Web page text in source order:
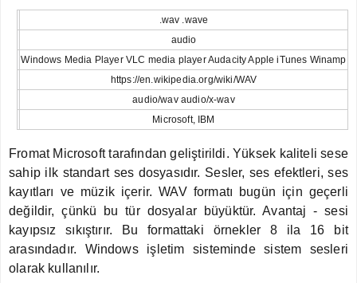
.wav .wave
audio
Windows Media Player VLC media player Audacity Apple iTunes Winamp
https://en.wikipedia.org/wiki/WAV
audio/wav audio/x-wav
Microsoft, IBM
Fromat Microsoft tarafından geliştirildi. Yüksek kaliteli sese
sahip ilk standart ses dosyasıdır. Sesler, ses efektleri, ses
kayıtları ve müzik içerir. WAV formatı bugün için geçerli
değildir, çünkü bu tür dosyalar büyüktür. Avantaj - sesi
kayıpsız sıkıştırır. Bu formattaki örnekler 8 ila 16 bit
arasındadır. Windows işletim sisteminde sistem sesleri
olarak kullanılır.